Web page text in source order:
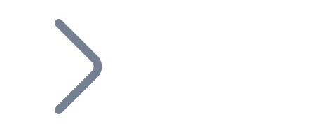
Añade tu proyecto a nuestro ecosistema.